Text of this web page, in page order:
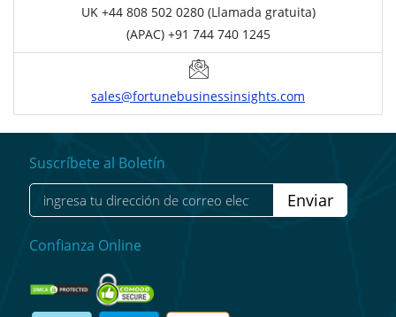
UK +44 808 502 0280 (Llamada gratuita)
(APAC) +91 744 740 1245
sales@fortunebusinessinsights.com
Suscríbete al Boletín
Enviar
Confianza Online